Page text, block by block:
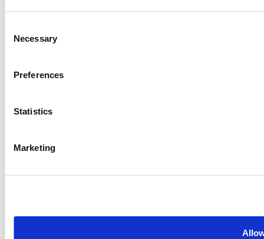
Selection
Necessary
Preferences
Statistics
Marketing